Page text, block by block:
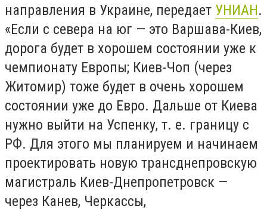
направления в Украине, передает УНИАН.
«Если с севера на юг — это Варшава-Киев,
дорога будет в хорошем состоянии уже к
чемпионату Европы; Киев-Чоп (через
Житомир) тоже будет в очень хорошем
состоянии уже до Евро. Дальше от Киева
нужно выйти на Успенку, т. е. границу с
РФ. Для этого мы планируем и начинаем
проектировать новую трансднепровскую
магистраль Киев-Днепропетровск —
через Канев, Черкассы,